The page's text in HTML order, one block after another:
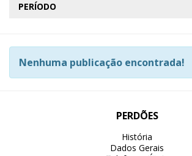
PERÍODO
Nenhuma publicação encontrada!
PERDÕES
História
Dados Gerais